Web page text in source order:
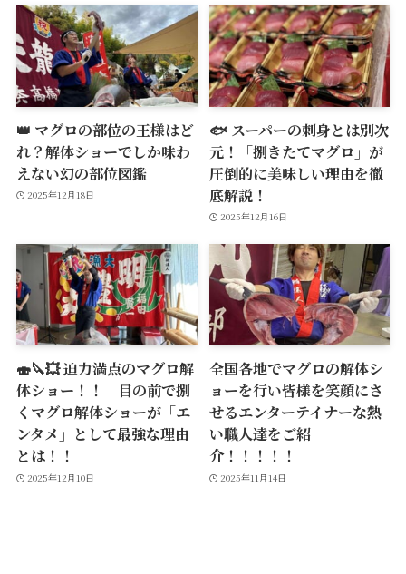
👑 マグロの部位の王様はど
れ？解体ショーでしか味わ
えない幻の部位図鑑
2025年12月18日
🐟 スーパーの刺身とは別次
元！「捌きたてマグロ」が
圧倒的に美味しい理由を徹
底解説！
2025年12月16日
🍣🔪💥 迫力満点のマグロ解
体ショー！！ 目の前で捌
くマグロ解体ショーが「エ
ンタメ」として最強な理由
とは！！
2025年12月10日
全国各地でマグロの解体シ
ョーを行い皆様を笑顔にさ
せるエンターテイナーな熱
い職人達をご紹
介！！！！！
2025年11月14日